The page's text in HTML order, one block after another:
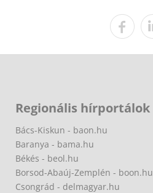
Regionális hírportálok
Bács-Kiskun - baon.hu
Baranya - bama.hu
Békés - beol.hu
Borsod-Abaúj-Zemplén - boon.hu
Csongrád - delmagyar.hu